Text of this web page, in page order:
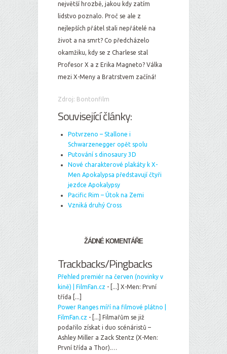
největší hrozbě, jakou kdy zatím
lidstvo poznalo. Proč se ale z
nejlepších přátel stali nepřátelé na
život a na smrt? Co předcházelo
okamžiku, kdy se z Charlese stal
Profesor X a z Erika Magneto? Válka
mezi X-Meny a Bratrstvem začíná!
Zdroj: Bontonfilm
Související články:
Potvrzeno – Stallone i
Schwarzenegger opět spolu
Putování s dinosaury 3D
Nové charakterové plakáty k X-
Men Apokalypsa představují čtyři
jezdce Apokalypsy
Pacific Rim – Útok na Zemi
Vzniká druhý Cross
ŽÁDNÉ KOMENTÁŘE
Trackbacks/Pingbacks
Přehled premiér na červen (novinky v
kině) | FilmFan.cz - [...] X-Men: První
třída [...]
Power Ranges míří na filmové plátno |
FilmFan.cz - [...] Filmařům se již
podařilo získat i duo scénáristů –
Ashley Miller a Zack Stentz (X-Men:
První třída a Thor).…